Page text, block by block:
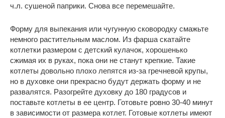
ч.л. сушеной паприки. Снова все перемешайте.
Форму для выпекания или чугунную сковородку смажьте
немного растительным маслом. Из фарша скатайте
котлетки размером с детский кулачок, хорошенько
сжимая их в руках, пока они не станут крепкие. Такие
котлеты довольно плохо лепятся из-за гречневой крупы,
но в духовке они прекрасно будут держать форму и не
развалятся. Разогрейте духовку до 180 градусов и
поставьте котлеты в ее центр. Готовьте ровно 30-40 минут
в зависимости от размера котлет. Готовые котлеты имеют